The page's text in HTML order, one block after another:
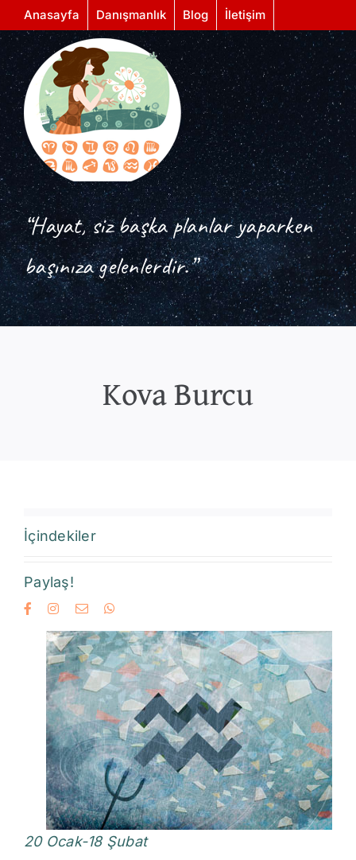
Skip
to
content
Anasayfa Danışmanlık Blog İletişim
“Hayat, siz başka planlar yaparken
başınıza gelenlerdir.”
Kova Burcu
İçindekiler
Paylaş!
20 Ocak-18 Şubat